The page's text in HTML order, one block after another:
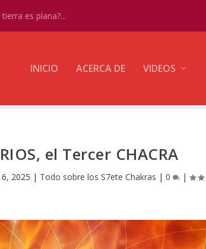
es plana?...
INICIO ACERCA DE VIDEOS
el Tercer CHACRA
6, 2025 | Todo sobre los S7ete Chakras |0 |